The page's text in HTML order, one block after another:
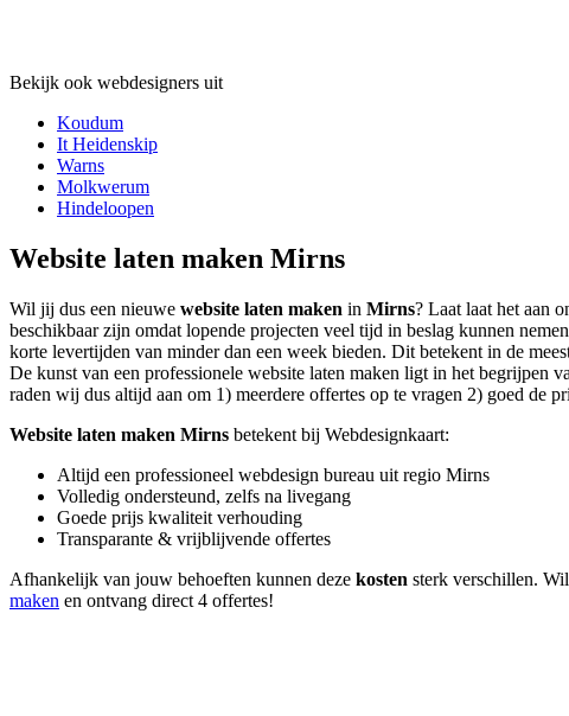
Bekijk ook webdesigners uit
Koudum
It Heidenskip
Warns
Molkwerum
Hindeloopen
Website laten maken Mirns
Wil jij dus een nieuwe website laten maken in Mirns? Laat laat het aan
beschikbaar zijn omdat lopende projecten veel tijd in beslag kunnen
korte levertijden van minder dan een week bieden. Dit betekent in de
De kunst van een professionele website laten maken ligt in het begrijpen
raden wij dus altijd aan om 1) meerdere offertes op te vragen 2) goed de
Website laten maken Mirns betekent bij Webdesignkaart:
Altijd een professioneel webdesign bureau uit regio Mirns
Volledig ondersteund, zelfs na livegang
Goede prijs kwaliteit verhouding
Transparante & vrijblijvende offertes
Afhankelijk van jouw behoeften kunnen deze kosten sterk verschillen.
maken en ontvang direct 4 offertes!